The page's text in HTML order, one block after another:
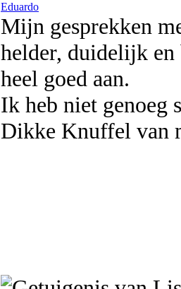
Eduardo
Mijn gesprekken
helder, duidelijk en
heel goed aan.
Ik heb niet genoeg
Dikke Knuffel van